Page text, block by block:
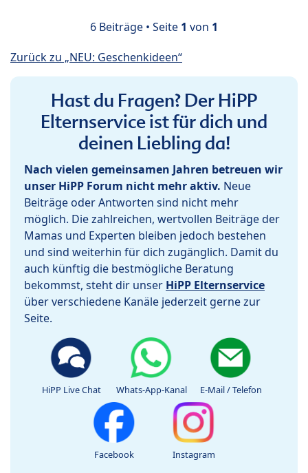
6 Beiträge • Seite 1 von 1
Zurück zu „NEU: Geschenkideen“
Hast du Fragen? Der HiPP
Elternservice ist für dich und
deinen Liebling da!
Nach vielen gemeinsamen Jahren betreuen wir
unser HiPP Forum nicht mehr aktiv. Neue
Beiträge oder Antworten sind nicht mehr
möglich. Die zahlreichen, wertvollen Beiträge der
Mamas und Experten bleiben jedoch bestehen
und sind weiterhin für dich zugänglich. Damit du
auch künftig die bestmögliche Beratung
bekommst, steht dir unser HiPP Elternservice
über verschiedene Kanäle jederzeit gerne zur
Seite.
HiPP Live Chat Whats-App-Kanal E-Mail / Telefon
Facebook Instagram